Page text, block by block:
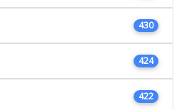
430
424
422